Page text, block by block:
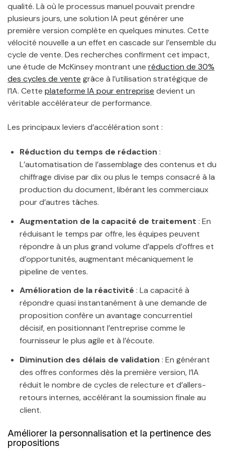
qualité. Là où le processus manuel pouvait prendre
plusieurs jours, une solution IA peut générer une
première version complète en quelques minutes. Cette
vélocité nouvelle a un effet en cascade sur l’ensemble du
cycle de vente. Des recherches confirment cet impact,
une étude de McKinsey montrant une réduction de 30%
des cycles de vente grâce à l’utilisation stratégique de
l’IA. Cette plateforme IA pour entreprise devient un
véritable accélérateur de performance.
Les principaux leviers d’accélération sont :
Réduction du temps de rédaction :
L’automatisation de l’assemblage des contenus et du
chiffrage divise par dix ou plus le temps consacré à la
production du document, libérant les commerciaux
pour d’autres tâches.
Augmentation de la capacité de traitement : En
réduisant le temps par offre, les équipes peuvent
répondre à un plus grand volume d’appels d’offres et
d’opportunités, augmentant mécaniquement le
pipeline de ventes.
Amélioration de la réactivité : La capacité à
répondre quasi instantanément à une demande de
proposition confère un avantage concurrentiel
décisif, en positionnant l’entreprise comme le
fournisseur le plus agile et à l’écoute.
Diminution des délais de validation : En générant
des offres conformes dès la première version, l’IA
réduit le nombre de cycles de relecture et d’allers-
retours internes, accélérant la soumission finale au
client.
Améliorer la personnalisation et la pertinence des
propositions